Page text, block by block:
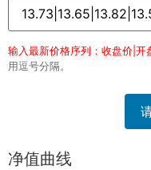
输入最新价格序列：收盘价|
用逗号分隔。
净值曲线